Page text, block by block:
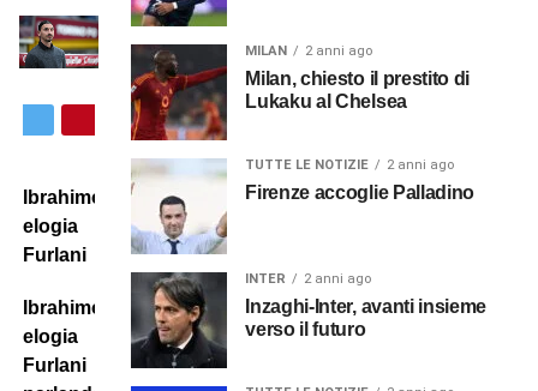
Ibrahimovic
elogia
Furlani
Ibrahimovic
elogia
Furlani
MILAN 2 anni ago
Milan, chiesto il prestito di
Lukaku al Chelsea
TUTTE LE NOTIZIE 2 anni ago
Firenze accoglie Palladino
INTER 2 anni ago
Inzaghi-Inter, avanti insieme
verso il futuro